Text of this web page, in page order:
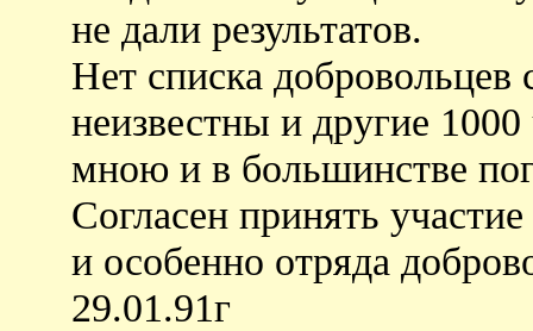
не дали результатов.
Нет списка добровольцев
неизвестны и другие
мною и в большинстве
Согласен принять
и особенно отряда
29.01.91г